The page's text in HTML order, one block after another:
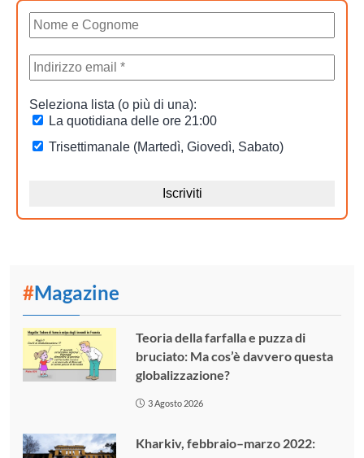
#Magazine
Teoria della farfalla e puzza di
bruciato: Ma cos’è davvero questa
globalizzazione?
3 Agosto 2026
Kharkiv, febbraio–marzo 2022: